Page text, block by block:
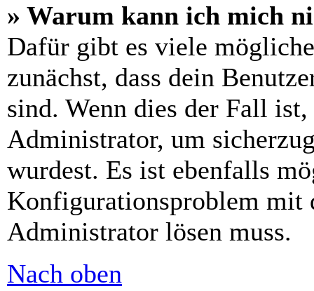
» Warum kann ich mich
Dafür gibt es viele
zunächst, dass dein
sind. Wenn dies der Fall
Administrator, um
wurdest. Es ist ebenfalls
Konfigurationsproblem mit
Administrator lösen muss.
Nach oben